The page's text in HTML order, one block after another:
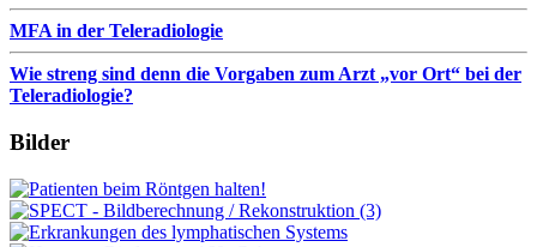
MFA in der Teleradiologie
Wie streng sind denn die Vorgaben zum Arzt „vor Ort“ bei der
Teleradiologie?
Bilder